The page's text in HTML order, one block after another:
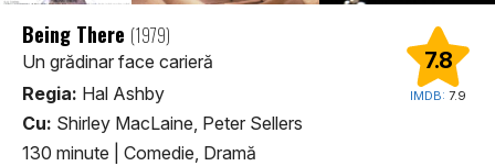
7.8
IMDB: 7.9
Being There (1979)
Un grădinar face carieră
Regia: Hal Ashby
Cu: Shirley MacLaine, Peter Sellers
130 minute
Comedie, Dramă